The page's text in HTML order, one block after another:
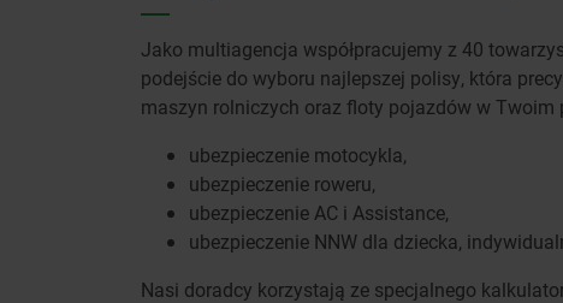
Jako multiagencja współpracujemy z 40
podejście do wyboru najlepszej polisy, która
maszyn rolniczych oraz floty pojazdów w Twoim
ubezpieczenie motocykla,
ubezpieczenie roweru,
ubezpieczenie AC i Assistance,
ubezpieczenie NNW dla dziecka,
Nasi doradcy korzystają ze specjalnego